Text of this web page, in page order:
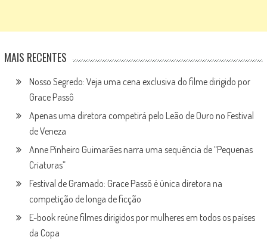
MAIS RECENTES
Nosso Segredo: Veja uma cena exclusiva do filme dirigido por
Grace Passô
Apenas uma diretora competirá pelo Leão de Ouro no Festival
de Veneza
Anne Pinheiro Guimarães narra uma sequência de “Pequenas
Criaturas”
Festival de Gramado: Grace Passô é única diretora na
competição de longa de ficção
E-book reúne filmes dirigidos por mulheres em todos os países
da Copa